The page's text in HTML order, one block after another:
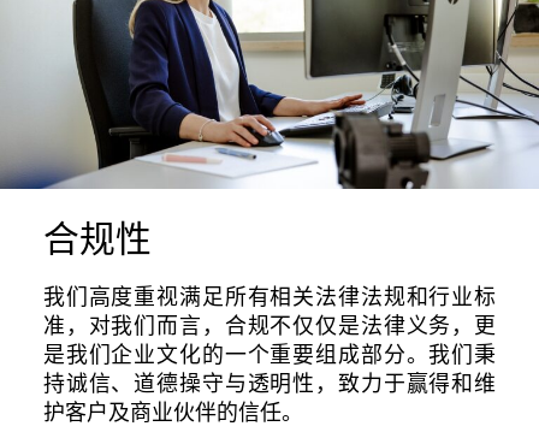
合规性
我们高度重视满足所有相关法律法规和行业标
准，对我们而言，合规不仅仅是法律义务，更
是我们企业文化的一个重要组成部分。我们秉
持诚信、道德操守与透明性，致力于赢得和维
护客户及商业伙伴的信任。